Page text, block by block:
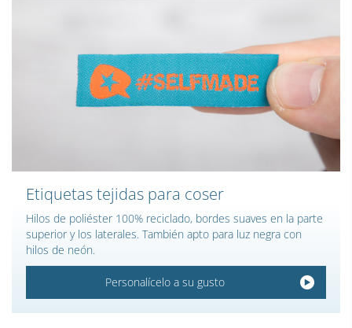
Etiquetas tejidas para coser
Hilos de poliéster 100% reciclado, bordes suaves en la parte
superior y los laterales. También apto para luz negra con
hilos de neón.
Personalícelo a su gusto